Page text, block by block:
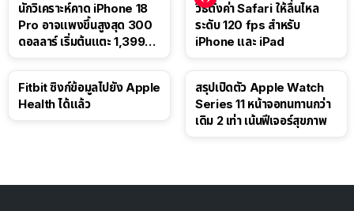
นักวิเคราะห์คาด iPhone 18
Pro อาจแพงขึ้นสูงสุด 300
ดอลลาร์ เริ่มต้นแตะ 1,399
วิธีตั้งค่า Safari ให้ลื่นไหล
ระดับ 120 fps สำหรับ
iPhone และ iPad
Fitbit ซิงก์ข้อมูลไปยัง Apple
Health ได้แล้ว
สรุปเปิดตัว Apple Watch
Series 11 หน้าจอทนทานกว่า
เดิม 2 เท่า เน้นฟีเจอร์สุขภาพ